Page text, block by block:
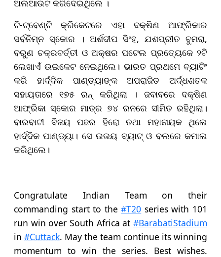
ଅଲଆଉଟ କରିଦେଇଥିଲେ ।
ଟି-ଟ୍ବେଣ୍ଟି କ୍ରିକେଟରେ ଏହା ଦକ୍ଷିଣ ଆଫ୍ରିକାର
ସର୍ବନିମ୍ନ ସ୍କୋର । ଅର୍ଶଦୀପ ସିଂହ, ଯଶପ୍ରୀତ ବୁମରା,
ବରୁଣ ଚକ୍ରବର୍ତ୍ତୀ ଓ ଅକ୍ଷର ପଟେଲ ପ୍ରତ୍ୟେକେ ୨ଟି
ଲେଖାଏଁ ଉଇକେଟ ନେଇଥିଲେ। ଭାରତ ପ୍ରଥମେ ବ୍ୟାଟିଂ
କରି ହାର୍ଦ୍ଦିକ ପାଣ୍ଡ୍ୟାଙ୍କ ଅପରାଜିତ ଅର୍ଦ୍ଧଶତକ
ସହାୟତାରେ ୧୭୫ ରନ୍ କରିଥିଲା । ଜବାବରେ ଦକ୍ଷିଣ
ଆଫ୍ରିକା ସ୍କୋର ମାତ୍ର ୭୪ ରନରେ ସୀମିତ ରହିଥିଲା।
ବାରବାଟୀ ବିଜୟ ପଛର ହିରୋ ତଥା ମହାନାୟକ ଥିଲେ
ହାର୍ଦ୍ଦିକ ପାଣ୍ଡ୍ୟା। ସେ ଉଭୟ ବ୍ୟାଟ୍ ଓ ବଲରେ କମାଲ
କରିଥିଲେ।
Congratulate Indian Team on their
commanding start to the#T20 series with 101
run win over South Africa at #BarabatiStadium
in #Cuttack. May the team continue its winning
momentum to win the series. Best wishes.